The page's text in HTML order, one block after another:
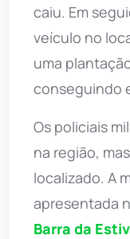
caiu. Em
veículo no
uma
conseguindo
Os policiais
na região,
localizado. A
apresentada
Barra da